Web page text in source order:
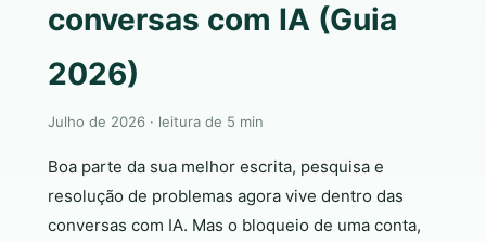
conversas com IA (Guia
2026)
Julho de 2026 · leitura de 5 min
Boa parte da sua melhor escrita, pesquisa e
resolução de problemas agora vive dentro das
conversas com IA. Mas o bloqueio de uma conta,